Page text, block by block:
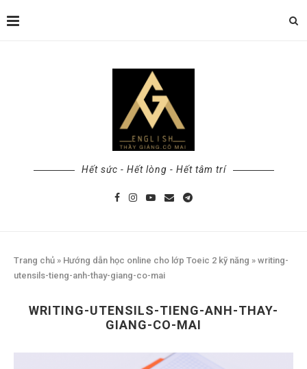
Hết sức - Hết lòng - Hết tâm trí
Trang chủ » Hướng dẫn học online cho lớp Toeic 2 kỹ năng » writing-
utensils-tieng-anh-thay-giang-co-mai
WRITING-UTENSILS-TIENG-ANH-THAY-
GIANG-CO-MAI